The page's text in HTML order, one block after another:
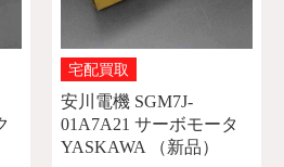
宅配買取
安川電機 SGM7J-
01A7A21 サーボモータ
YASKAWA （新品）